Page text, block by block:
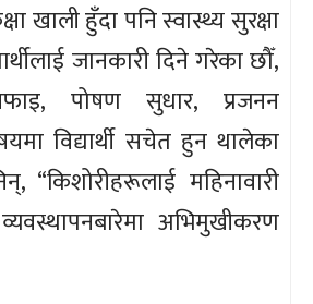
खाली हुँदा पनि स्वास्थ्य सुरक्षा
जानकारी दिने गरेका छौँ,
पोषण सुधार, प्रजनन
विद्यार्थी सचेत हुन थालेका
“किशोरीहरूलाई महिनावारी
अभिमुखीकरण